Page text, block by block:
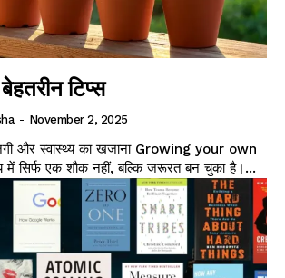
टिप्स
- November 2, 2025
का खजाना Growing your own
एक शौक नहीं, बल्कि जरूरत बन चुका है।...